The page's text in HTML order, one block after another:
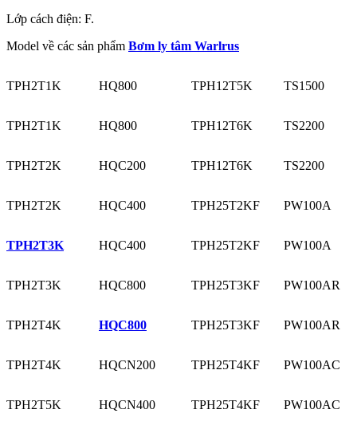
Lớp cách điện: F.
Model về các sản phẩm Bơm ly tâm Warlrus
TPH2T1K HQ800 TPH12T5K TS1500
TPH2T1K HQ800 TPH12T6K TS2200
TPH2T2K HQC200 TPH12T6K TS2200
TPH2T2K HQC400 TPH25T2KF PW100A
TPH2T3K HQC400 TPH25T2KF PW100A
TPH2T3K HQC800 TPH25T3KF PW100AR
TPH2T4K HQC800 TPH25T3KF PW100AR
TPH2T4K HQCN200 TPH25T4KF PW100AC
TPH2T5K HQCN400 TPH25T4KF PW100AC